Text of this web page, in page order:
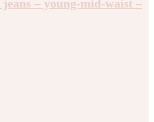
– young-mid-waist –